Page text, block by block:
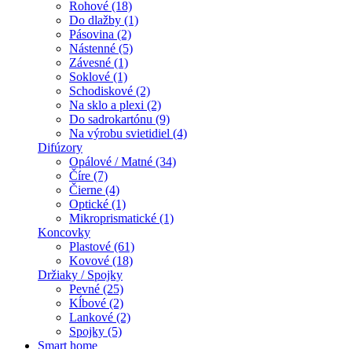
Rohové (18)
Do dlažby (1)
Pásovina (2)
Nástenné (5)
Závesné (1)
Soklové (1)
Schodiskové (2)
Na sklo a plexi (2)
Do sadrokartónu (9)
Na výrobu svietidiel (4)
Difúzory
Opálové / Matné (34)
Číre (7)
Čierne (4)
Optické (1)
Mikroprismatické (1)
Koncovky
Plastové (61)
Kovové (18)
Držiaky / Spojky
Pevné (25)
Kĺbové (2)
Lankové (2)
Spojky (5)
Smart home